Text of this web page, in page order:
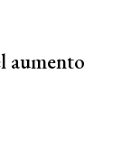
aumento